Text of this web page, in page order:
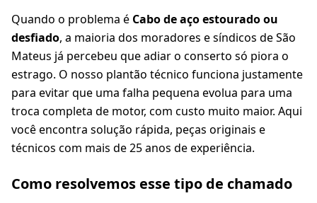
Quando o problema é Cabo de aço estourado ou
desfiado, a maioria dos moradores e síndicos de São
Mateus já percebeu que adiar o conserto só piora o
estrago. O nosso plantão técnico funciona justamente
para evitar que uma falha pequena evolua para uma
troca completa de motor, com custo muito maior. Aqui
você encontra solução rápida, peças originais e
técnicos com mais de 25 anos de experiência.
Como resolvemos esse tipo de chamado